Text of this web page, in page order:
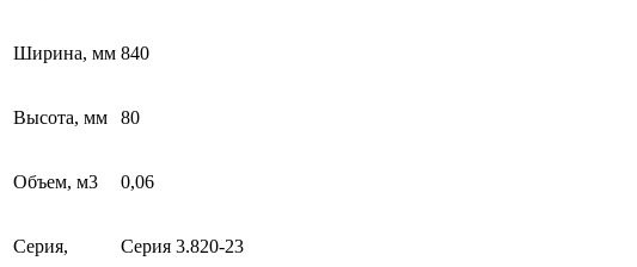
Ширина, мм 840
Высота, мм 80
Объем, м3 0,06
Серия, Серия 3.820-23